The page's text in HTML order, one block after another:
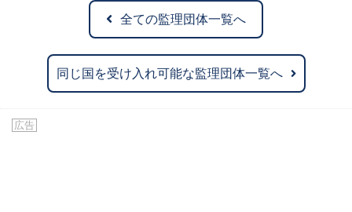
全ての監理団体一覧へ
同じ国を受け入れ可能な監理団体一覧へ
広告